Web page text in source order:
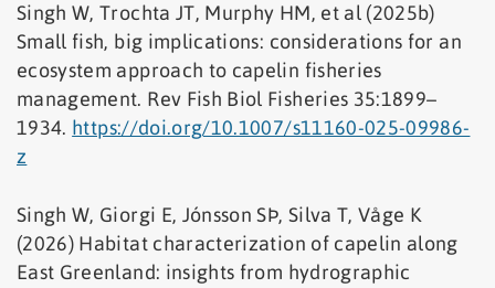
Singh W, Trochta JT, Murphy HM, et al (2025b)
Small fish, big implications: considerations for an
ecosystem approach to capelin fisheries
management. Rev Fish Biol Fisheries 35:1899–
1934. https://doi.org/10.1007/s11160-025-09986-
z
Singh W, Giorgi E, Jónsson SÞ, Silva T, Våge K
(2026) Habitat characterization of capelin along
East Greenland: insights from hydrographic